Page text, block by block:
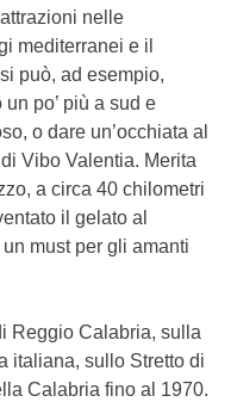
nelle
mediterranei e il
può, ad esempio,
po’ più a sud e
o dare un’occhiata al
Vibo Valentia. Merita
a circa 40 chilometri
il gelato al
must per gli amanti
Reggio Calabria, sulla
italiana, sullo Stretto di
Calabria fino al 1970.